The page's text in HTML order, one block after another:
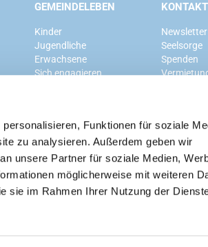
Funktionen für soziale
zu analysieren. Außerdem geben wir
unsere Partner für soziale Medien,
möglicherweise mit weiteren
sie im Rahmen Ihrer Nutzung der
GEMEINDELEBEN
Kinder
Jugendliche
Erwachsene
Sich engagieren
KONTAKT
Newsletter
Seelsorge
Spenden
Grunewald